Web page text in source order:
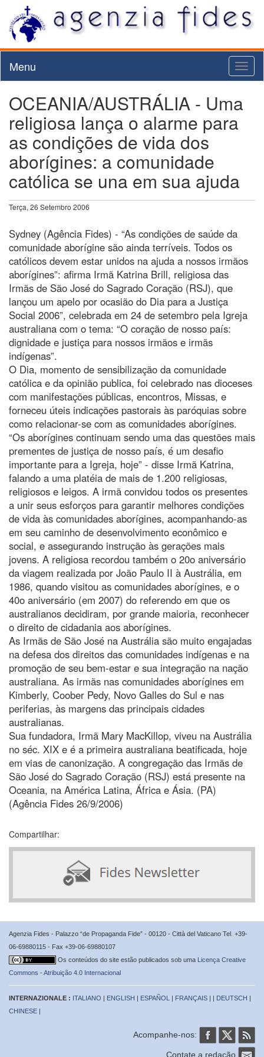
Menu
OCEANIA/AUSTRÁLIA - Uma
religiosa lança o alarme para
as condições de vida dos
aborígines: a comunidade
católica se una em sua ajuda
Terça, 26 Setembro 2006
Sydney (Agência Fides) - “As condições de saúde da
comunidade aborígine são ainda terríveis. Todos os
católicos devem estar unidos na ajuda a nossos irmãos
aborígines”: afirma Irmã Katrina Brill, religiosa das
Irmãs de São José do Sagrado Coração (RSJ), que
lançou um apelo por ocasião do Dia para a Justiça
Social 2006”, celebrada em 24 de setembro pela Igreja
australiana com o tema: “O coração de nosso país:
dignidade e justiça para nossos irmãos e irmãs
indígenas”.
O Dia, momento de sensibilização da comunidade
católica e da opinião publica, foi celebrado nas dioceses
com manifestações públicas, encontros, Missas, e
forneceu úteis indicações pastorais às paróquias sobre
como relacionar-se com as comunidades aborígines.
“Os aborígines continuam sendo uma das questões mais
prementes de justiça de nosso país, é um desafio
importante para a Igreja, hoje” - disse Irmã Katrina,
falando a uma platéia de mais de 1.200 religiosas,
religiosos e leigos. A irmã convidou todos os presentes
a unir seus esforços para garantir melhores condições
de vida às comunidades aborígines, acompanhando-as
em seu caminho de desenvolvimento econômico e
social, e assegurando instrução às gerações mais
jovens. A religiosa recordou também o 20o aniversário
da viagem realizada por João Paulo II à Austrália, em
1986, quando visitou as comunidades aborígines, e o
40o aniversário (em 2007) do referendo em que os
australianos decidiram, por grande maioria, reconhecer
o direito de cidadania aos aborígines.
As Irmãs de São José na Austrália são muito engajadas
na defesa dos direitos das comunidades indígenas e na
promoção de seu bem-estar e sua integração na nação
australiana. As irmãs nas comunidades aborígines em
Kimberly, Coober Pedy, Novo Galles do Sul e nas
periferias, às margens das principais cidades
australianas.
Sua fundadora, Irmã Mary MacKillop, viveu na Austrália
no séc. XIX e é a primeira australiana beatificada, hoje
em vias de canonização. A congregação das Irmãs de
São José do Sagrado Coração (RSJ) está presente na
Oceania, na América Latina, África e Ásia. (PA)
(Agência Fides 26/9/2006)
Compartilhar:
Agenzia Fides - Palazzo “de Propaganda Fide” - 00120 - Città del Vaticano Tel. +39-
06-69880115 - Fax +39-06-69880107
Os conteúdos do site estão publicados sob uma Licença Creative
Commons - Atribuição 4.0 Internacional
INTERNAZIONALE : ITALIANO | ENGLISH | ESPAÑOL | FRANÇAIS | | DEUTSCH |
CHINESE |
Acompanhe-nos:
Contate a redação